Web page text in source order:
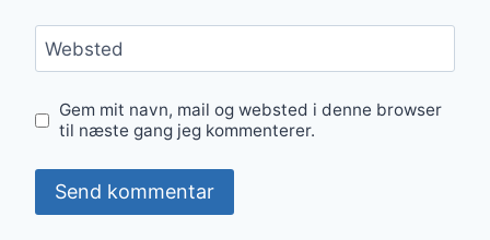
Websted
Gem mit navn, mail og websted i denne browser
til næste gang jeg kommenterer.